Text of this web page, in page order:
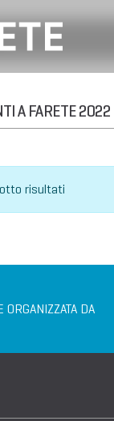
A FARETE 2022
risultati
DA